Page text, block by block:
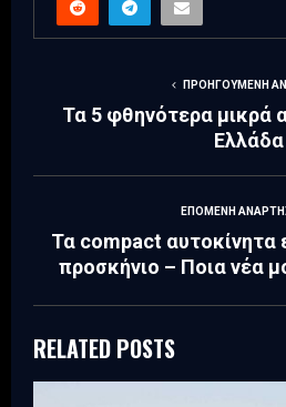
ΠΡΟΗΓΟΎΜΕΝΗ
Τα 5 φθηνότερα μικρά
Ελλάδα
ΕΠΌΜΕΝΗ
Τα compact αυτοκίνητα
προσκήνιο – Ποια νέα
RELATED POSTS